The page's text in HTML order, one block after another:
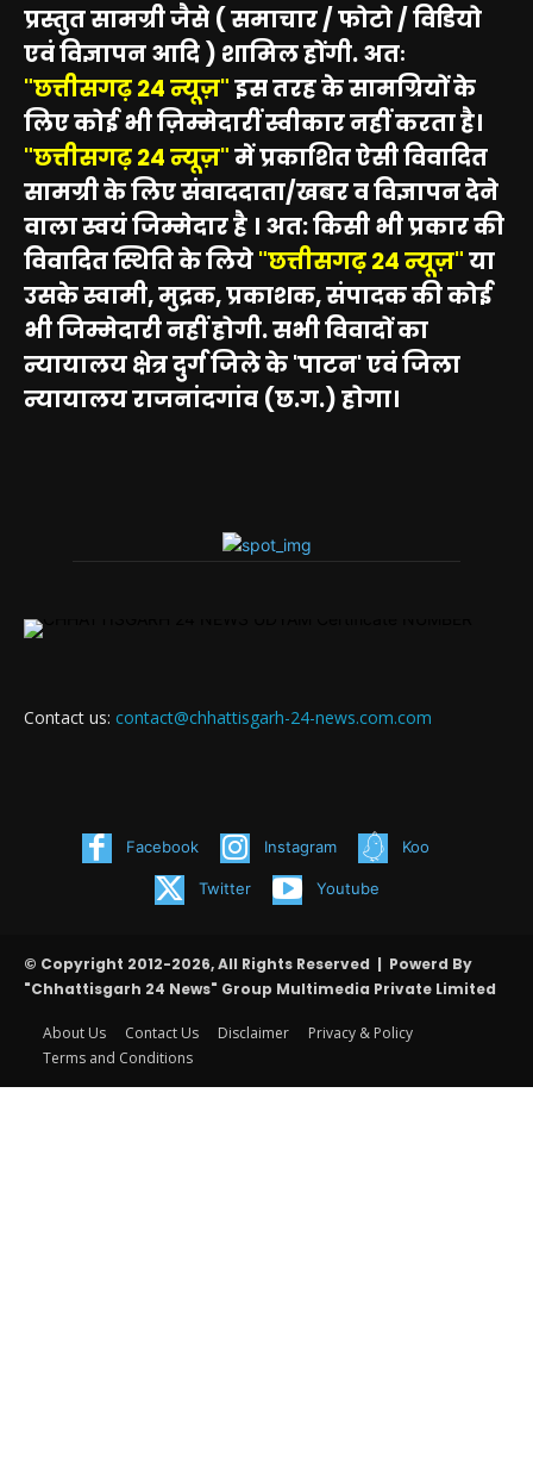
प्रस्तुत सामग्री जैसे ( समाचार / फोटो / विडियो
एवं विज्ञापन आदि ) शामिल होंगी. अतः
"छत्तीसगढ़ 24 न्यूज़"इस तरह के सामग्रियों के
लिए कोई भी ज़िम्मेदारीं स्वीकार नहीं करता है।
"छत्तीसगढ़ 24 न्यूज़"में प्रकाशित ऐसी विवादित
सामग्री के लिए संवाददाता/खबर व विज्ञापन देने
वाला स्वयं जिम्मेदार है । अत: किसी भी प्रकार की
विवादित स्थिति के लिये"छत्तीसगढ़ 24 न्यूज़"या
उसके स्वामी, मुद्रक, प्रकाशक, संपादक की कोई
भी जिम्मेदारी नहीं होगी. सभी विवादों का
न्यायालय क्षेत्र दुर्ग जिले के 'पाटन' एवं जिला
न्यायालय राजनांदगांव (छ.ग.) होगा।
Contact us: contact@chhattisgarh-24-news.com.com
Facebook Instagram Koo
Twitter Youtube
© Copyright 2012-2026, All Rights Reserved | Powerd By
"Chhattisgarh 24 News" Group Multimedia Private Limited
About Us Contact Us Disclaimer
Privacy & Policy
Terms and Conditions